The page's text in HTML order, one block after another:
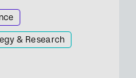
& Research